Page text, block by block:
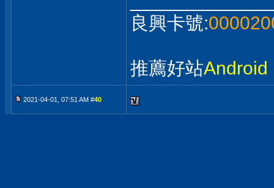
良興卡號:
推薦好站Android
2021-04-01, 07:51 AM #40